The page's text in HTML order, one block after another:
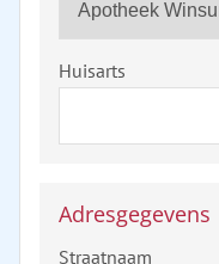
Huisarts
Adresgegevens
Straatnaam